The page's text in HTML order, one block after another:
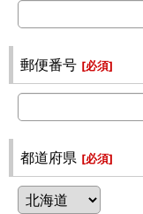
郵便番号 [必須]
都道府県 [必須]